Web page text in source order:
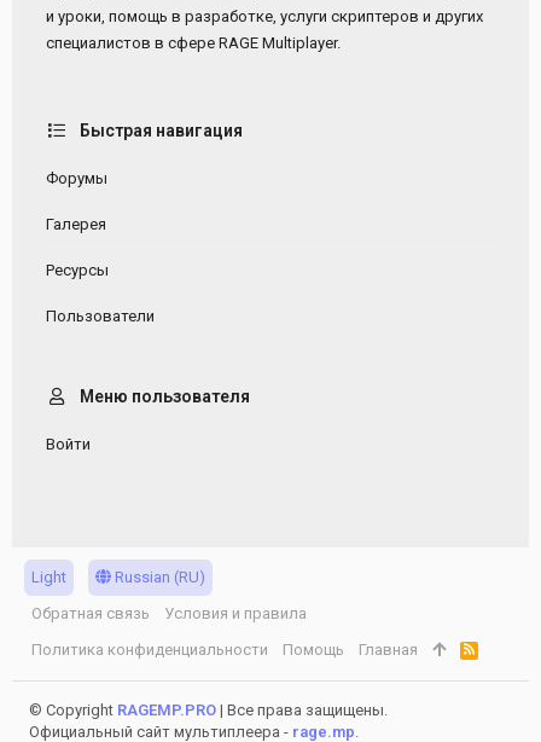
и уроки, помощь в разработке, услуги скриптеров и других
специалистов в сфере RAGE Multiplayer.
Быстрая навигация
Форумы
Галерея
Ресурсы
Пользователи
Меню пользователя
Войти
Light
Russian (RU)
Обратная связь
Условия и правила
Политика конфиденциальности
Помощь Главная
R
S
S
© Copyright RAGEMP.PRO | Все права защищены.
Официальный сайт мультиплеера - rage.mp.